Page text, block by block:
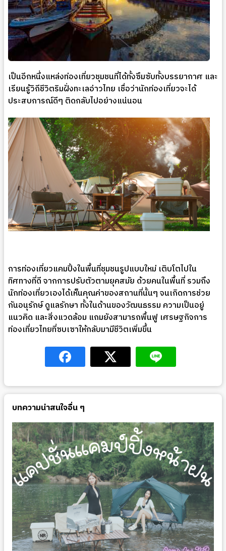
เป็นอีกหนึ่งแหล่งท่องเที่ยวชุมชนที่ได้ทั้งซึมซับทั้งบรรยากาศ และ
เรียนรู้วิถีชีวิตริมฝั่งทะเลอ่าวไทย เชื่อว่านักท่องเที่ยวจะได้
ประสบการณ์ดีๆ ติดกลับไปอย่างแน่นอน
การท่องเที่ยวแคมปิ้งในพื้นที่ชุมชนรูปแบบใหม่ เติบโตไปใน
ทิศทางที่ดี จากการปรับตัวตามยุคสมัย ด้วยคนในพื้นที่ รวมถึง
นักท่องเที่ยวเองได้เห็นคุณค่าของสถานที่นั้นๆ จนเกิดการช่วย
กันอนุรักษ์ ดูแลรักษา ทั้งในด้านของวัฒนธรรม ความเป็นอยู่
แนวคิด และสิ่งแวดล้อม แถมยังสามารถพื้นฟู เศรษฐกิจการ
ท่องเที่ยวไทยที่ซบเซาให้กลับมามีชีวิตเพิ่มขึ้น
บทความน่าสนใจอื่น ๆ